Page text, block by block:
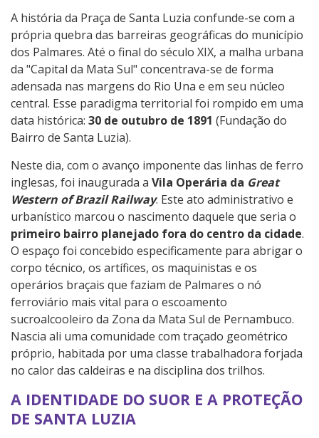
A história da Praça de Santa Luzia confunde-se com a
própria quebra das barreiras geográficas do município
dos Palmares. Até o final do século XIX, a malha urbana
da "Capital da Mata Sul" concentrava-se de forma
adensada nas margens do Rio Una e em seu núcleo
central. Esse paradigma territorial foi rompido em uma
data histórica: 30 de outubro de 1891 (Fundação do
Bairro de Santa Luzia).
Neste dia, com o avanço imponente das linhas de ferro
inglesas, foi inaugurada a Vila Operária da Great
Western of Brazil Railway. Este ato administrativo e
urbanístico marcou o nascimento daquele que seria o
primeiro bairro planejado fora do centro da cidade.
O espaço foi concebido especificamente para abrigar o
corpo técnico, os artífices, os maquinistas e os
operários braçais que faziam de Palmares o nó
ferroviário mais vital para o escoamento
sucroalcooleiro da Zona da Mata Sul de Pernambuco.
Nascia ali uma comunidade com traçado geométrico
próprio, habitada por uma classe trabalhadora forjada
no calor das caldeiras e na disciplina dos trilhos.
A IDENTIDADE DO SUOR E A PROTEÇÃO
DE SANTA LUZIA